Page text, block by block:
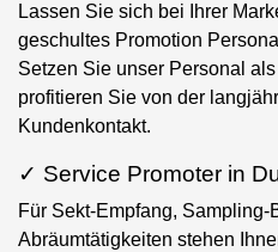
Lassen Sie sich bei Ihrer
geschultes Promotion
Setzen Sie unser Personal
profitieren Sie von der
Kundenkontakt.
✓ Service Promoter in
Für Sekt-Empfang, Sampling-
Abräumtätigkeiten stehen